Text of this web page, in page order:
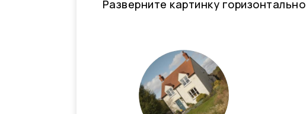
Разверните картинку горизонтально